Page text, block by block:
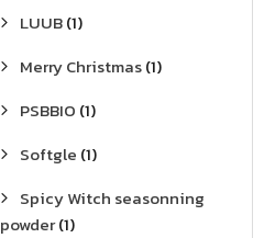
LUUB(1)
Merry Christmas(1)
PSBBIO (1)
Softgle (1)
Spicy Witch seasonning
powder(1)